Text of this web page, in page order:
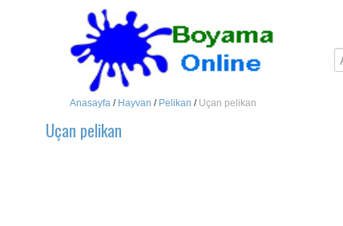
Anasayfa / Hayvan / Pelikan / Uçan pelikan
Uçan pelikan